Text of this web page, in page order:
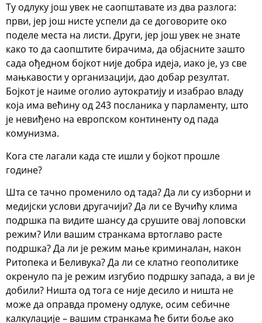
Ту одлуку још увек не саопштавате из два разлога:
први, јер још нисте успели да се договорите око
поделе места на листи. Други, јер још увек не знате
како то да саопштите бирачима, да објасните зашто
сада ођедном бојкот није добра идеја, иако је, уз све
мањкавости у организацији, дао добар резултат.
Бојкот је наиме оголио аутократију и изабрао владу
која има већину од 243 посланика у парламенту, што
је невиђено на европском континенту од пада
комунизма.
Кога сте лагали када сте ишли у бојкот прошле
године?
Шта се тачно променило од тада? Да ли су изборни и
медијски услови другачији? Да ли се Вучићу клима
подршка па видите шансу да срушите овај лоповски
режим? Или вашим странкама вртоглаво расте
подршка? Да ли је режим мање криминалан, након
Ритопека и Беливука? Да ли се клатно геополитике
окренуло па је режим изгубио подршку запада, а ви је
добили? Ништа од тога се није десило и ништа не
може да оправда промену одлуке, осим себичне
калкулације – вашим странкама ће бити боље ако